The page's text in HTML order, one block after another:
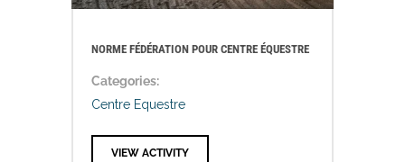
NORME FÉDÉRATION POUR CENTRE ÉQUESTRE
Categories:
Centre Equestre
VIEW ACTIVITY